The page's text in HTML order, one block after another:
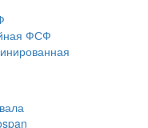
ФСФ